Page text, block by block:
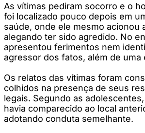
As vítimas pediram socorro e o
foi localizado pouco depois em
saúde, onde ele mesmo acionou
alegando ter sido agredido. No
apresentou ferimentos nem
agressor dos fatos, além de uma
Os relatos das vítimas foram
colhidos na presença de seus
legais. Segundo as
havia comparecido ao local
adotando conduta semelhante.